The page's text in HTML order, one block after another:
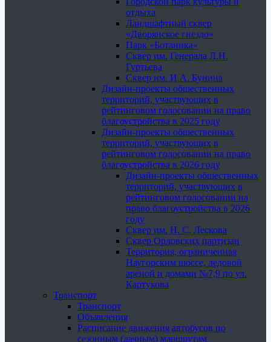
отдыха
Ландшафтный сквер
«Дворянское гнездо»
Парк «Ботаника»
Сквер им. Генерала Л.Н.
Гуртьева
Сквер им. И.А. Бунина
Дизайн-проекты общественных
территорий, участвующих в
рейтинговом голосовании на право
благоустройства в 2025 году
Дизайн-проекты общественных
территорий, участвующих в
рейтинговом голосовании на право
благоустройства в 2026 году
Дизайн-проекты общественных
территорий, участвующих в
рейтинговом голосовании на
право благоустройства в 2026
году
Сквер им. Н. С. Лескова
Сквер Орловских партизан
Территория, ограниченная
Наугорским шоссе, ледовой
ареной и домами №7,9 по ул.
Картукова
Транспорт
Транспорт
Объявления
Расписание движения автобусов по
сезонным (дачным) маршрутам